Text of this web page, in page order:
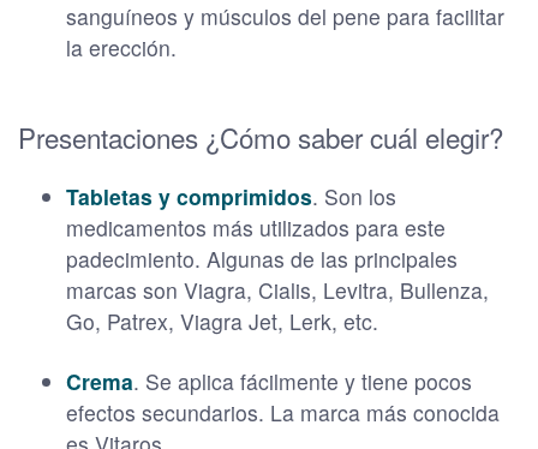
sanguíneos y músculos del pene para facilitar
la erección.
Presentaciones ¿Cómo saber cuál elegir?
Tabletas y comprimidos. Son los
medicamentos más utilizados para este
padecimiento. Algunas de las principales
marcas son Viagra, Cialis, Levitra, Bullenza,
Go, Patrex, Viagra Jet, Lerk, etc.
Crema. Se aplica fácilmente y tiene pocos
efectos secundarios. La marca más conocida